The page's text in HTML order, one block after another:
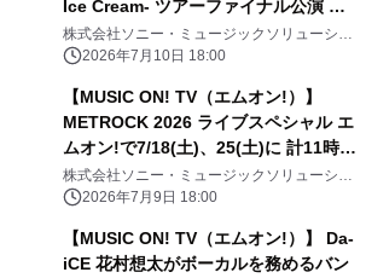
Ice Cream- ツアーファイナル公演 エ
ムオン!で7/19(日)夜6時30分～独占生
中継！ 直筆サイン入りTシャツ プレゼ
ントキャンペーン実施中！
株式会社ソニー・ミュージックソリューショ
ンズ2026年7月10日 18:00
【MUSIC ON! TV（エムオン!）】
METROCK 2026 ライブスペシャル エ
ムオン!で7/18(土)、25(土)に 計11時間
にわたってテレビ独占放送！
株式会社ソニー・ミュージックソリューショ
ンズ2026年7月9日 18:00
【MUSIC ON! TV（エムオン!）】 Da-
iCE 花村想太がボーカルを務めるバン